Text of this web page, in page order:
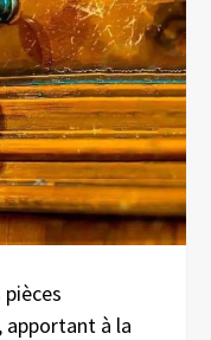
apportant à la